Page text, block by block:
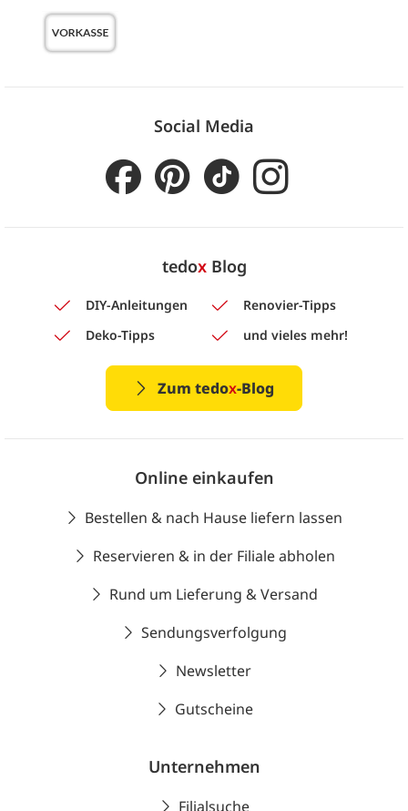
Social Media
tedoxBlog
DIY-Anleitungen
Renovier-Tipps
Deko-Tipps
und vieles mehr!
Zum tedox-Blog
Online einkaufen
Bestellen & nach Hause liefern lassen
Reservieren & in der Filiale abholen
Rund um Lieferung & Versand
Sendungsverfolgung
Newsletter
Gutscheine
Unternehmen
Filialsuche